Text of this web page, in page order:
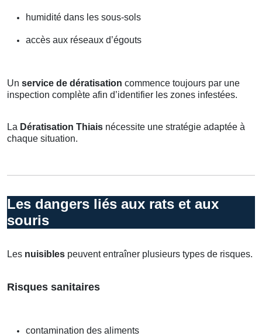
humidité dans les sous-sols
accès aux réseaux d’égouts
Un service de dératisation commence toujours par une
inspection complète afin d’identifier les zones infestées.
La Dératisation Thiais nécessite une stratégie adaptée à
chaque situation.
Les dangers liés aux rats et aux
souris
Les nuisibles peuvent entraîner plusieurs types de risques.
Risques sanitaires
contamination des aliments